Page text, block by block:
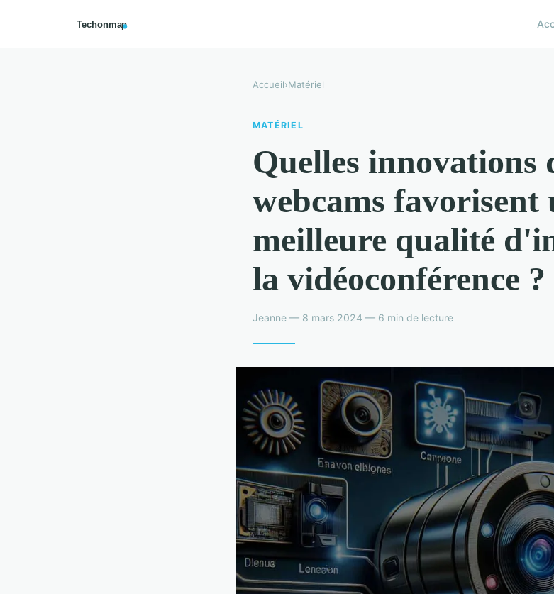
Accueil›Matériel
MATÉRIEL
Quelles innovations
webcams favorisent
meilleure qualité
la vidéoconférence ?
Jeanne — 8 mars 2024 — 6 min de lecture